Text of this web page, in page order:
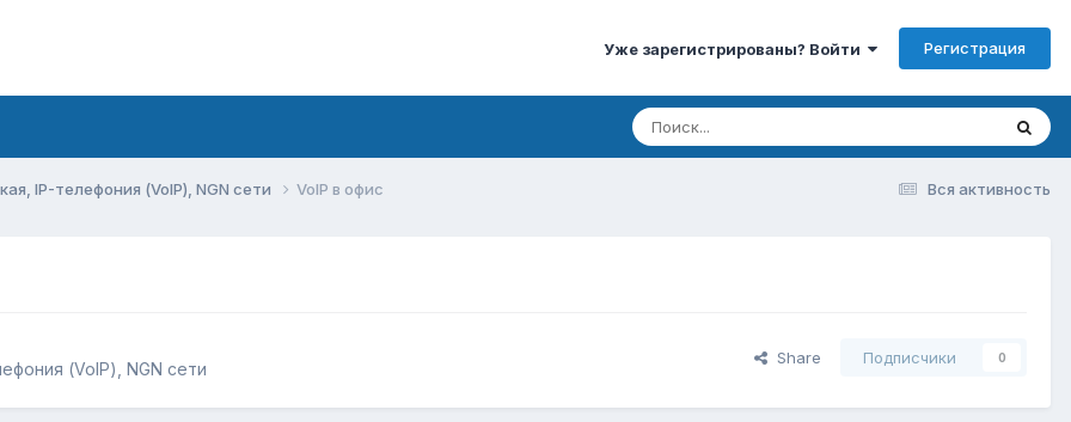
Уже зарегистрированы? Войти Регистрация
Вся активность
IP-телефония (VoIP), NGN сети VoIP в офис
(VoIP), NGN сети
Share Подписчики 0